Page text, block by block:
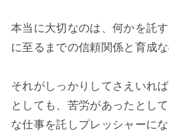
本当に大切なのは、何かを託
に至るまでの信頼関係と育成な
それがしっかりしてさえいれ
としても、苦労があったとし
な仕事を託しプレッシャーに